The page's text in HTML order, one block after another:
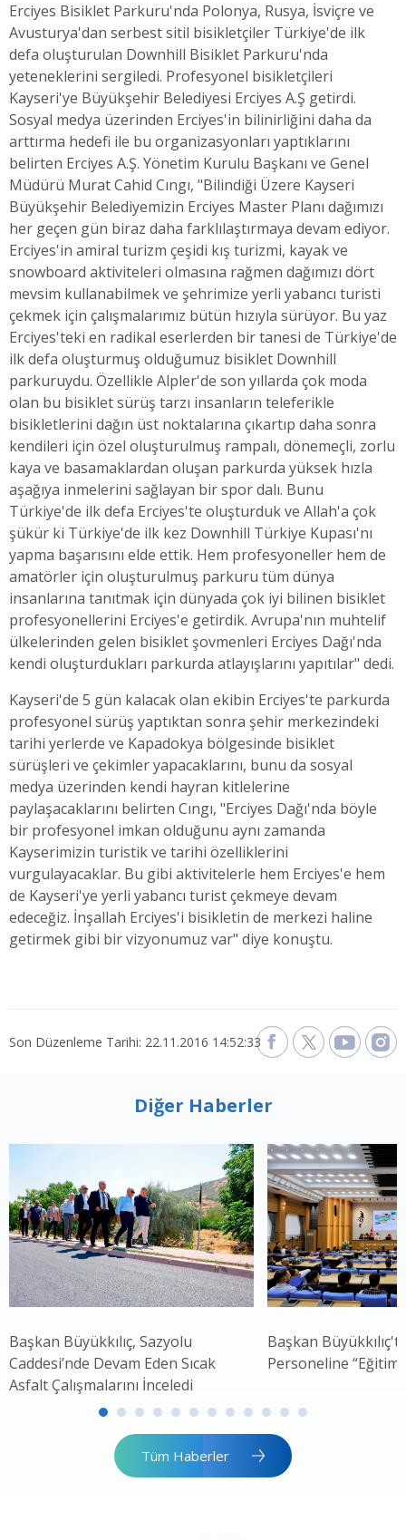
Erciyes Bisiklet Parkuru'nda Polonya, Rusya, İsviçre ve
Avusturya'dan serbest sitil bisikletçiler Türkiye'de ilk
defa oluşturulan Downhill Bisiklet Parkuru'nda
yeteneklerini sergiledi. Profesyonel bisikletçileri
Kayseri'ye Büyükşehir Belediyesi Erciyes A.Ş getirdi.
Sosyal medya üzerinden Erciyes'in bilinirliğini daha da
arttırma hedefi ile bu organizasyonları yaptıklarını
belirten Erciyes A.Ş. Yönetim Kurulu Başkanı ve Genel
Müdürü Murat Cahid Cıngı, "Bilindiği Üzere Kayseri
Büyükşehir Belediyemizin Erciyes Master Planı dağımızı
her geçen gün biraz daha farklılaştırmaya devam ediyor.
Erciyes'in amiral turizm çeşidi kış turizmi, kayak ve
snowboard aktiviteleri olmasına rağmen dağımızı dört
mevsim kullanabilmek ve şehrimize yerli yabancı turisti
çekmek için çalışmalarımız bütün hızıyla sürüyor. Bu yaz
Erciyes'teki en radikal eserlerden bir tanesi de Türkiye'de
ilk defa oluşturmuş olduğumuz bisiklet Downhill
parkuruydu. Özellikle Alpler'de son yıllarda çok moda
olan bu bisiklet sürüş tarzı insanların teleferikle
bisikletlerini dağın üst noktalarına çıkartıp daha sonra
kendileri için özel oluşturulmuş rampalı, dönemeçli, zorlu
kaya ve basamaklardan oluşan parkurda yüksek hızla
aşağıya inmelerini sağlayan bir spor dalı. Bunu
Türkiye'de ilk defa Erciyes'te oluşturduk ve Allah'a çok
şükür ki Türkiye'de ilk kez Downhill Türkiye Kupası'nı
yapma başarısını elde ettik. Hem profesyoneller hem de
amatörler için oluşturulmuş parkuru tüm dünya
insanlarına tanıtmak için dünyada çok iyi bilinen bisiklet
profesyonellerini Erciyes'e getirdik. Avrupa'nın muhtelif
ülkelerinden gelen bisiklet şovmenleri Erciyes Dağı'nda
kendi oluşturdukları parkurda atlayışlarını yapıtılar" dedi.
Kayseri'de 5 gün kalacak olan ekibin Erciyes'te parkurda
profesyonel sürüş yaptıktan sonra şehir merkezindeki
tarihi yerlerde ve Kapadokya bölgesinde bisiklet
sürüşleri ve çekimler yapacaklarını, bunu da sosyal
medya üzerinden kendi hayran kitlelerine
paylaşacaklarını belirten Cıngı, "Erciyes Dağı'nda böyle
bir profesyonel imkan olduğunu aynı zamanda
Kayserimizin turistik ve tarihi özelliklerini
vurgulayacaklar. Bu gibi aktivitelerle hem Erciyes'e hem
de Kayseri'ye yerli yabancı turist çekmeye devam
edeceğiz. İnşallah Erciyes'i bisikletin de merkezi haline
getirmek gibi bir vizyonumuz var" diye konuştu.
Son Düzenleme Tarihi: 22.11.2016 14:52:33
Diğer Haberler
Başkan Büyükkılıç, Sazyolu
Caddesi’nde Devam Eden Sıcak
Asfalt Çalışmalarını İnceledi
Başkan
Personeline
Tüm Haberler